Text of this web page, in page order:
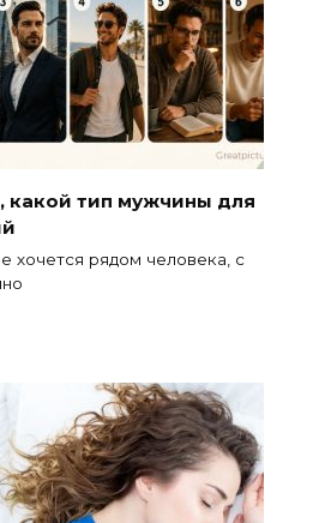
какой тип мужчины для
хочется рядом человека, с